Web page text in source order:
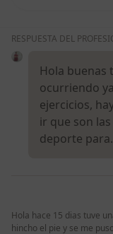
RESPUESTA DEL
Hola buenas
ocurriendo
ejercicios,
ir que son
deporte
Hola hace 15 dias tuve
hincho el pie y se me